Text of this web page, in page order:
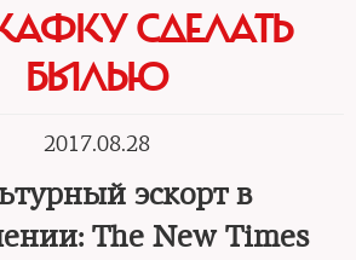
СДЕЛАТЬ
БЫЛЬЮ
2017.08.28
эскорт в
The New Times